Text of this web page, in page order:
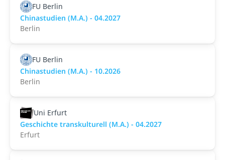
FU Berlin
Chinastudien (M.A.) - 04.2027
Berlin
FU Berlin
Chinastudien (M.A.) - 10.2026
Berlin
Uni Erfurt
Geschichte transkulturell (M.A.) - 04.2027
Erfurt